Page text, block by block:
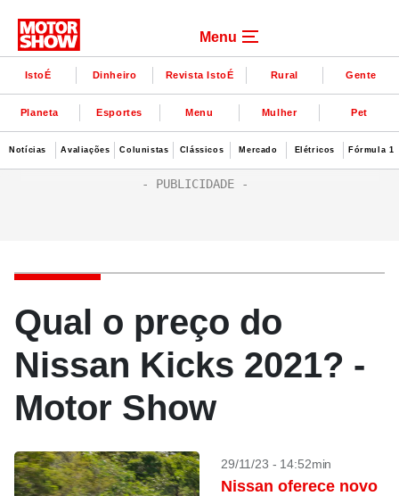
Menu
IstoÉ Dinheiro Revista IstoÉ Rural Gente
Planeta Esportes Menu Mulher Pet
Notícias Avaliações Colunistas Clássicos Mercado Elétricos Fórmula 1
Qual o preço do
Nissan Kicks 2021? -
Motor Show
29/11/23 - 14:52min
Nissan oferece novo